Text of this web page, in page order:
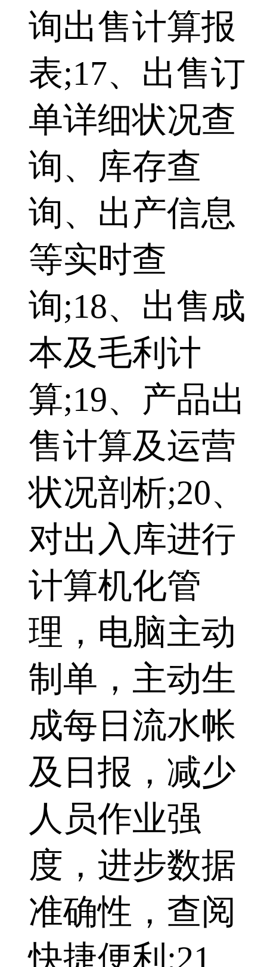
询出售计算报
表;17、出售订
单详细状况查
询、库存查
询、出产信息
等实时查
询;18、出售成
本及毛利计
算;19、产品出
售计算及运营
状况剖析;20、
对出入库进行
计算机化管
理，电脑主动
制单，主动生
成每日流水帐
及日报，减少
人员作业强
度，进步数据
准确性，查阅
快捷便利;21、